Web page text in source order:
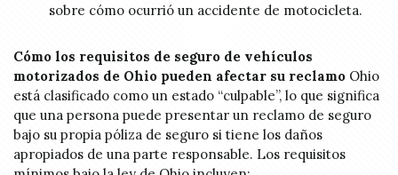
sobre cómo ocurrió un accidente de motocicleta.
Cómo los requisitos de seguro de vehículos
motorizados de Ohio pueden afectar su reclamo Ohio
está clasificado como un estado “culpable”, lo que significa
que una persona puede presentar un reclamo de seguro
bajo su propia póliza de seguro si tiene los daños
apropiados de una parte responsable. Los requisitos